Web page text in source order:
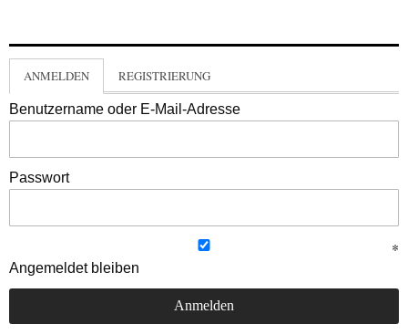
ANMELDEN REGISTRIERUNG
Benutzername oder E-Mail-Adresse
Passwort
Angemeldet bleiben